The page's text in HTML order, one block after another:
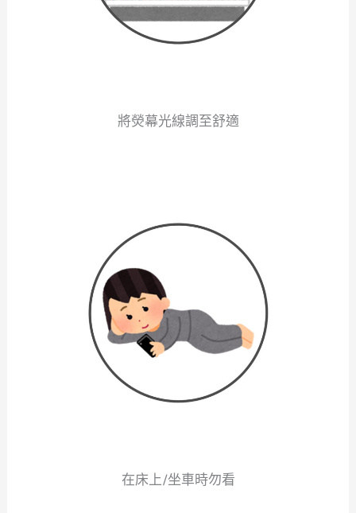
將熒幕光線調至舒適
在床上/坐車時勿看